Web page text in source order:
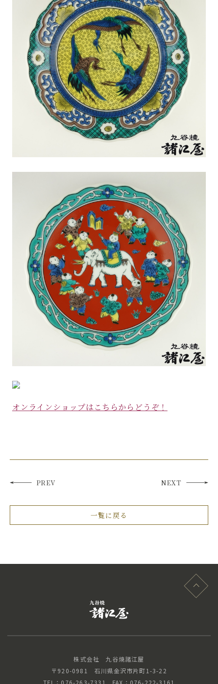
オンラインショップはこちらからどうぞ！
PREV
一覧に戻る
NEXT
株式会社 九谷焼諸江屋
〒920-0981 石川県金沢市片町1-3-22